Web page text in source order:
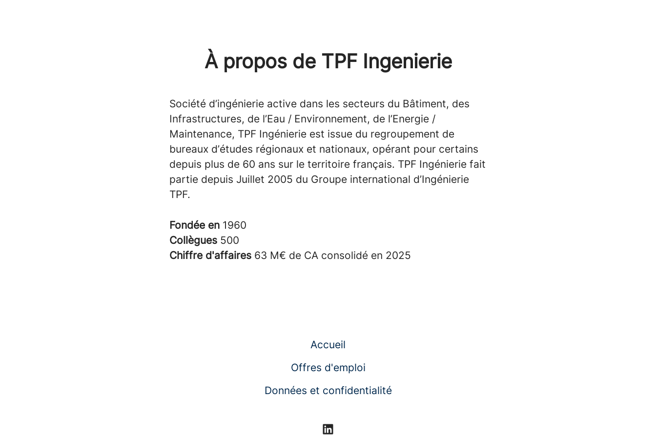
À propos de TPF Ingenierie
Société d’ingénierie active dans les secteurs du Bâtiment, des
Infrastructures, de l’Eau / Environnement, de l’Energie /
Maintenance, TPF Ingénierie est issue du regroupement de
bureaux d’études régionaux et nationaux, opérant pour certains
depuis plus de 60 ans sur le territoire français. TPF Ingénierie fait
partie depuis Juillet 2005 du Groupe international d’Ingénierie
TPF.
Fondée en 1960
Collègues 500
Chiffre d'affaires 63 M€ de CA consolidé en 2025
Accueil
Offres d'emploi
Données et confidentialité